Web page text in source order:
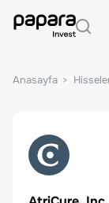
Anasayfa